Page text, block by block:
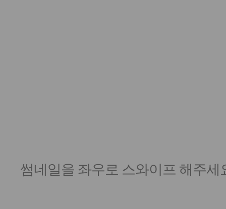
썸네일을 좌우로 스와이프 해주세